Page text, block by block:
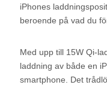
iPhones
beroende på vad du
Med upp till 15W Qi-
laddning av både en
smartphone. Det